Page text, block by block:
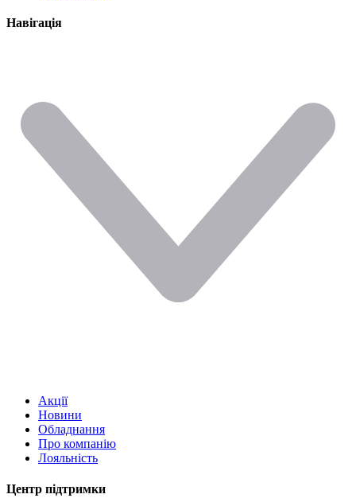
Навігація
Акції
Новини
Обладнання
Про компанію
Лояльність
Центр підтримки